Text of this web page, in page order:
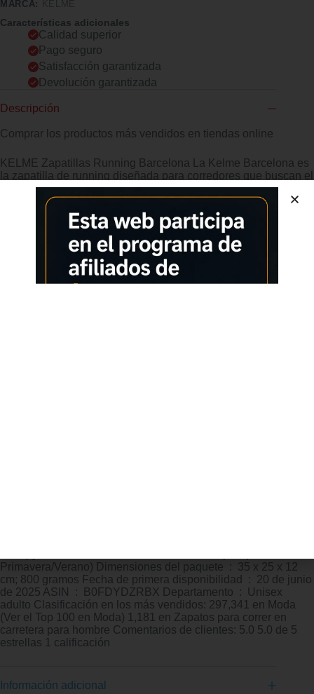
MARCA:
Características adicionales
Calidad superior
Pago seguro
Satisfacción garantizada
Devolución garantizada
Descripción
Comprar los productos más vendidos en tiendas online
KELME Zapatillas Running Barcelona La Kelme Barcelona es
la zapatilla de running diseñada para corredores que buscan el
equilibrio perfecto entre resistencia, ligereza y comodidad. Esta
última versión es tu aliada ideal para los entrenamientos más
exigentes, permitiéndote sumar kilómetros con total confianza y
protección. Amortiguación Superior: Tecnología Cojín El
corazón de la Barcelona es su mediasuela con tecnología
Cushion. Este sistema está diseñado para absorber el impacto
de cada zancada, garantizando la amortiguación que necesitas
en las secciones de carrera más duras. Siente cómo protege
Primavera/Verano) Dimensiones del paquete ‏ : ‎ 35 x 25 x 12
cm; 800 gramos Fecha de primera disponibilidad ‏ : ‎ 20 de junio
de 2025 ASIN ‏ : ‎ B0FDYDZRBX Departamento ‏ : ‎ Unisex
adulto Clasificación en los más vendidos: 297,341 en Moda
(Ver el Top 100 en Moda) 1,181 en Zapatos para correr en
carretera para hombre Comentarios de clientes: 5.0 5.0 de 5
estrellas 1 calificación
Información adicional